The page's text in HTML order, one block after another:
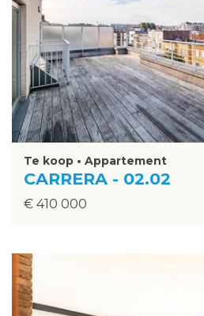
Te koop • Appartement
CARRERA - 02.02
€ 410 000